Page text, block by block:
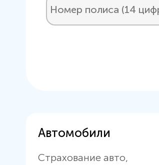
Автомобили
Страхование авто,